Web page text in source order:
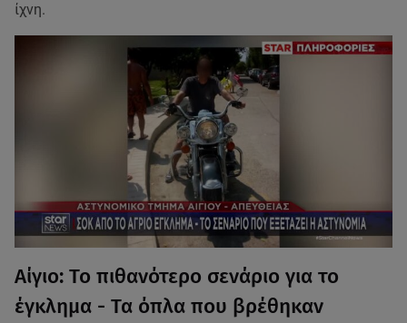
ίχνη.
Αίγιο: Το πιθανότερο σενάριο για το
έγκλημα - Τα όπλα που βρέθηκαν